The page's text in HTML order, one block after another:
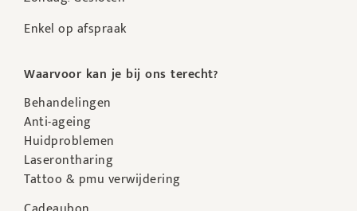
Enkel op afspraak
Waarvoor kan je bij ons terecht?
Behandelingen
Anti-ageing
Huidproblemen
Laserontharing
Tattoo & pmu verwijdering